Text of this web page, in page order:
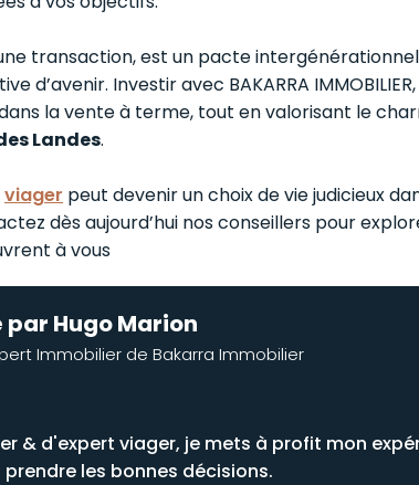
transaction, est un pacte
d’avenir. Investir avec BAKARRA
la vente à terme, tout en valorisant le
Landes.
viager peut devenir un choix de vie judicieux
dès aujourd’hui nos conseillers pour
à vous
Hugo Marion
Immobilier de Bakarra Immobilier
& d'expert viager, je mets à profit mon
les bonnes décisions.